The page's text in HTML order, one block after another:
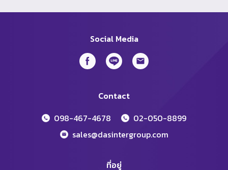
Social Media
Contact
098-467-4678
02-050-8899
sales@dasintergroup.com
ที่อยู่